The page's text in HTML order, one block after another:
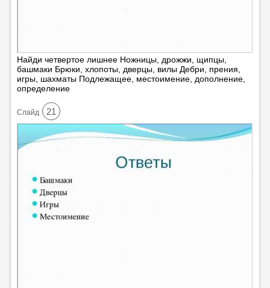
Найди четвертое лишнее Ножницы, дрожжи, щипцы,
башмаки Брюки, хлопоты, дверцы, вилы Дебри, прения,
игры, шахматы Подлежащее, местоимение, дополнение,
определение
Cлайд 21